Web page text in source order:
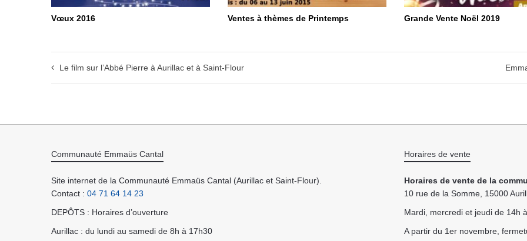
Vœux 2016 Ventes à thèmes de Printemps Grande Vente Noël 2019
Le film sur l’Abbé Pierre à Aurillac et à Saint-Flour
Communauté Emmaüs Cantal
Site internet de la Communauté Emmaüs Cantal (Aurillac et Saint-Flour).
Contact : 04 71 64 14 23
DEPÔTS : Horaires d’ouverture
Aurillac : du lundi au samedi de 8h à 17h30
Horaires de vente
Horaires de vente de la
10 rue de la Somme, 15000
Mardi, mercredi et jeudi de 14h
A partir du 1er novembre,